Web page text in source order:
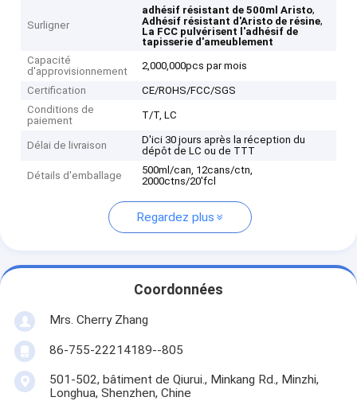
Surligner
adhésif résistant de 500ml Aristo,
Adhésif résistant d'Aristo de résine,
La FCC pulvérisent l'adhésif de
tapisserie d'ameublement
Capacité
d'approvisionnement
2,000,000pcs par mois
Certification
CE/ROHS/FCC/SGS
Conditions de
paiement
T/T, LC
Délai de livraison
D'ici 30 jours après la réception du
dépôt de LC ou de TTT
Détails d'emballage
500ml/can, 12cans/ctn,
2000ctns/20'fcl
Regardez plus
Coordonnées
Mrs. Cherry Zhang
86-755-22214189--805
501-502, bâtiment de Qiurui., Minkang Rd., Minzhi,
Longhua, Shenzhen, Chine